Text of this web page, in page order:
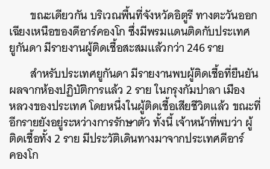
ขณะเดียวกัน บริเวณพื้นที่จังหวัดอิตูรี ทางตะวันออก
เฉียงเหนือของดีอาร์คองโก ซึ่งมีพรมแดนติดกับประเทศ
ยูกันดา มีรายงานผู้ติดเชื้อสะสมแล้วกว่า 246 ราย
สำหรับประเทศยูกันดา มีรายงานพบผู้ติดเชื้อที่ยืนยัน
ผลจากห้องปฏิบัติการแล้ว 2 ราย ในกรุงกัมปาลา เมือง
หลวงของประเทศ โดยหนึ่งในผู้ติดเชื้อเสียชีวิตแล้ว ขณะที่
อีกรายยังอยู่ระหว่างการรักษาตัว ทั้งนี้ เจ้าหน้าที่พบว่า ผู้
ติดเชื้อทั้ง 2 ราย มีประวัติเดินทางมาจากประเทศดีอาร์
คองโก